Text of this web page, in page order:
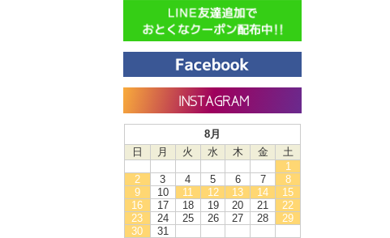
8月
日
月 火 水 木 金
土
1
2
3 4 5 6 7
8
9
10 11 12 13 14
15
16
17 18 19 20 21
22
23
24 25 26 27 28
29
30
31